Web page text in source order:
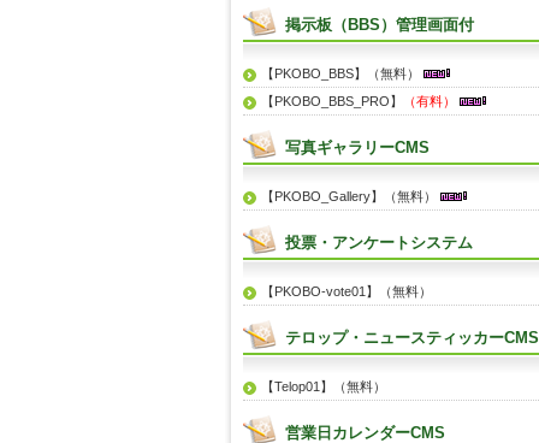
掲示板（BBS）管理画面付
【PKOBO_BBS】（無料）
【PKOBO_BBS_PRO】
（有料）
写真ギャラリーCMS
【PKOBO_Gallery】（無料）
投票・アンケートシステム
【PKOBO-vote01】（無料）
テロップ・ニュースティッカーCMS
【Telop01】（無料）
営業日カレンダーCMS